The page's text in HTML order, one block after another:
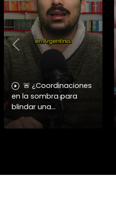
🚨 ¿Coordinaciones
en la sombra para
blindar una
candidatura
presidencial? Nuevos
Previous